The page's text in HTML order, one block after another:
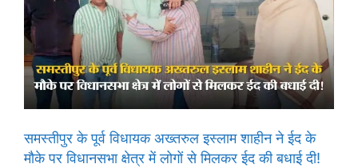
समस्तीपुर के पूर्व विधायक अख्तरुल इस्लाम शाहीन ने ईद के
मौके पर विधानसभा क्षेत्र में लोगों से मिलकर ईद की बधाई दी!